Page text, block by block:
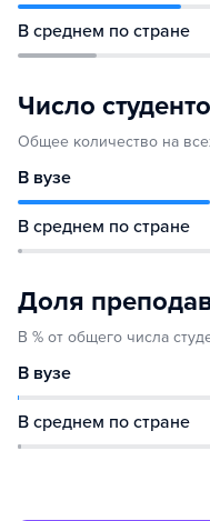
В среднем по стране
Число
Общее количество на
В вузе
В среднем по стране
Доля
В % от общего числа
В вузе
В среднем по стране